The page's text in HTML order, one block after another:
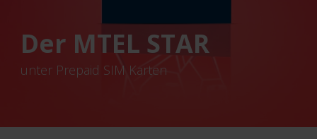
Der MTEL STAR
unter Prepaid SIM Karten